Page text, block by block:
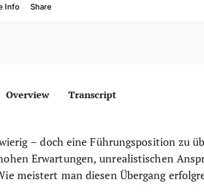
Overview Transcript
– doch eine Führungsposition zu
Erwartungen, unrealistischen
meistert man diesen Übergang